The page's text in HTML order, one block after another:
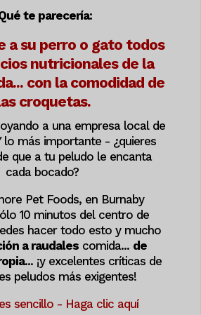
te parecería:
a su perro o gato todos
nutricionales de la
con la comodidad de
croquetas.
a una empresa local de
lo más importante - ¿quieres
que a tu peludo le encanta
cada bocado?
Pet Foods, en Burnaby
10 minutos del centro de
hacer todo esto y mucho
a raudales comida... de
... ¡y excelentes críticas de
peludos más exigentes!
sencillo - Haga clic aquí